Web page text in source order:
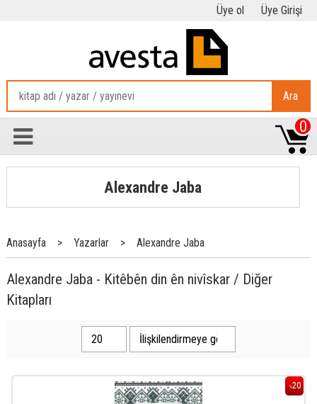
Üye ol Üye Girişi
Ara
0
Alexandre Jaba
Anasayfa > Yazarlar > Alexandre Jaba
Alexandre Jaba - Kitêbên din ên nivîskar / Diğer
Kitapları
%20